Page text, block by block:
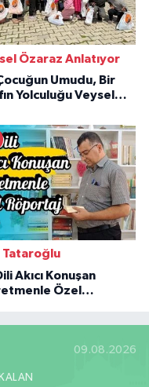
Özaraz Anlatıyor
Umudu, Bir
Yolculuğu Veysel
Tataroğlu
Akıcı Konuşan
Özel
09.08.2026